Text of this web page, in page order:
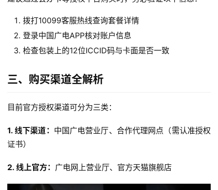
拨打10099客服热线查询套餐详情
登录中国广电APP核对账户信息
检查包装上的12位ICCID码与卡面是否一致
三、购买渠道全解析
目前官方授权渠道可分为三类：
1. 线下渠道： 中国广电营业厅、合作代理网点（需认准授权
证书）
2. 线上官方： 广电网上营业厅、官方天猫旗舰店